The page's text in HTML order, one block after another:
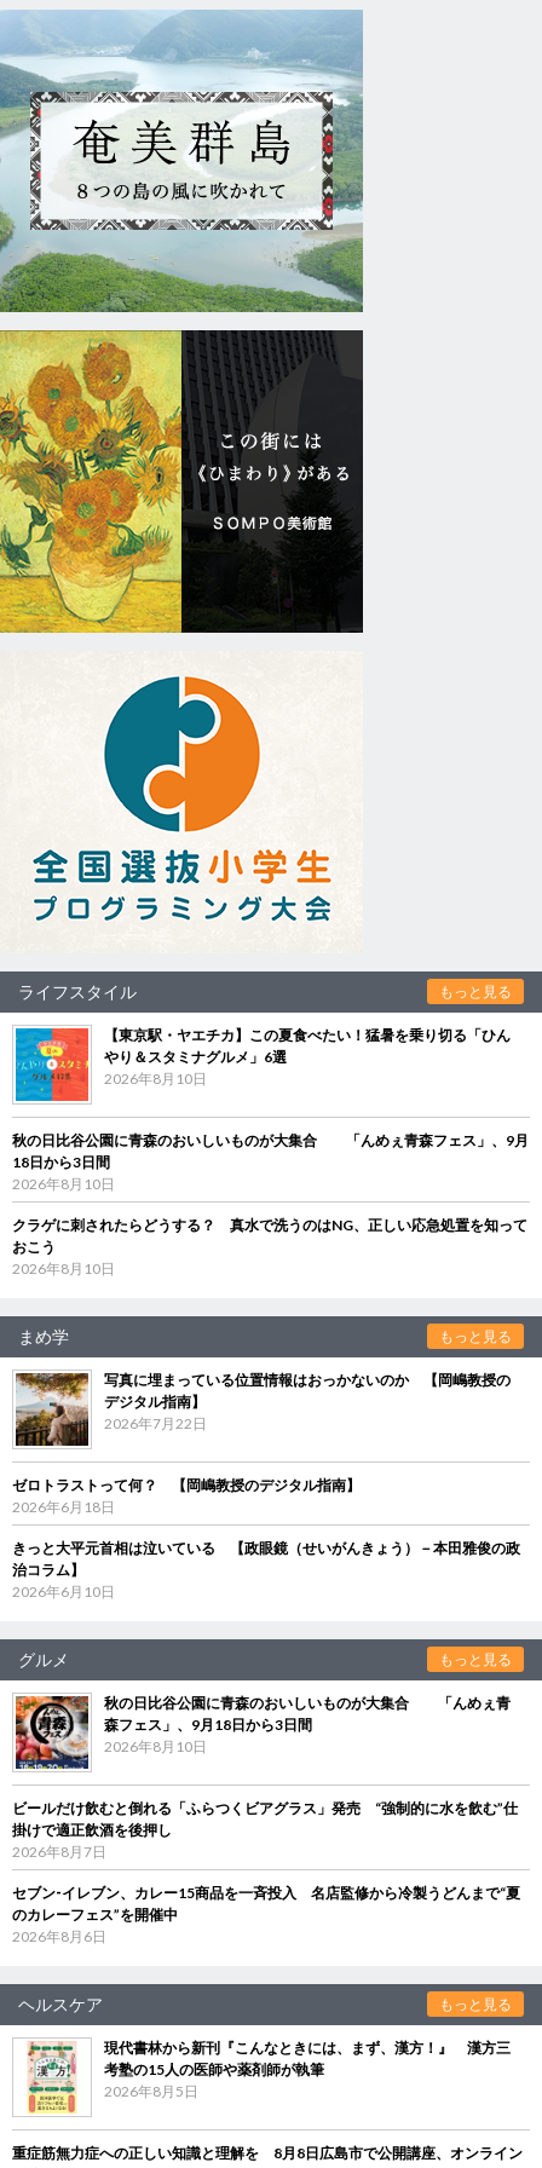
ライフスタイル もっと見る
【東京駅・ヤエチカ】この夏食べたい！猛暑を乗り切る「ひん
やり＆スタミナグルメ」6選
2026年8月10日
秋の日比谷公園に青森のおいしいものが大集合 「んめぇ青森フェス」、9月
18日から3日間
2026年8月10日
クラゲに刺されたらどうする？ 真水で洗うのはNG、正しい応急処置を知って
おこう
2026年8月10日
まめ学 もっと見る
写真に埋まっている位置情報はおっかないのか 【岡嶋教授の
デジタル指南】
2026年7月22日
ゼロトラストって何？ 【岡嶋教授のデジタル指南】
2026年6月18日
きっと大平元首相は泣いている 【政眼鏡（せいがんきょう）－本田雅俊の政
治コラム】
2026年6月10日
グルメ もっと見る
秋の日比谷公園に青森のおいしいものが大集合 「んめぇ青
森フェス」、9月18日から3日間
2026年8月10日
ビールだけ飲むと倒れる「ふらつくビアグラス」発売 “強制的に水を飲む”仕
掛けで適正飲酒を後押し
2026年8月7日
セブン‐イレブン、カレー15商品を一斉投入 名店監修から冷製うどんまで“夏
のカレーフェス”を開催中
2026年8月6日
ヘルスケア もっと見る
現代書林から新刊『こんなときには、まず、漢方！』 漢方三
考塾の15人の医師や薬剤師が執筆
2026年8月5日
重症筋無力症への正しい知識と理解を 8月8日広島市で公開講座、オンライン